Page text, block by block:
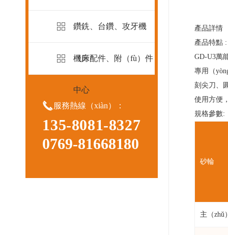
鑽銑、台鑽、攻牙機
（jī）
機床配件、附（fù）件
中心
服務熱線（xiàn）：
135-8081-8327
0769-81668180
產品詳情
產品特點 :
GD-U3萬
專用（
刻尖刀、
使用方便
規格參數:
砂輪
主（zhǔ